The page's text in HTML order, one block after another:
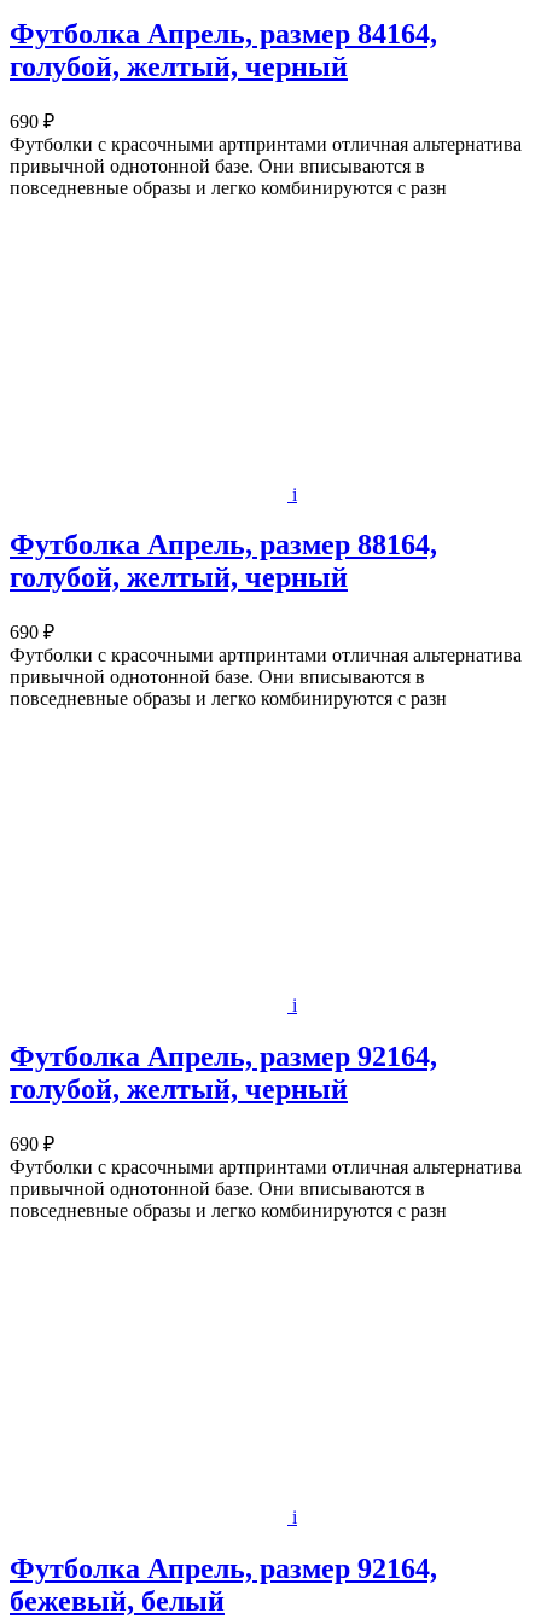
Футболка Апрель, размер 84164,
голубой, желтый, черный
690 ₽
Футболки с красочными артпринтами отличная альтернатива
привычной однотонной базе. Они вписываются в
повседневные образы и легко комбинируются с разн
i
Футболка Апрель, размер 88164,
голубой, желтый, черный
690 ₽
Футболки с красочными артпринтами отличная альтернатива
привычной однотонной базе. Они вписываются в
повседневные образы и легко комбинируются с разн
i
Футболка Апрель, размер 92164,
голубой, желтый, черный
690 ₽
Футболки с красочными артпринтами отличная альтернатива
привычной однотонной базе. Они вписываются в
повседневные образы и легко комбинируются с разн
i
Футболка Апрель, размер 92164,
бежевый, белый